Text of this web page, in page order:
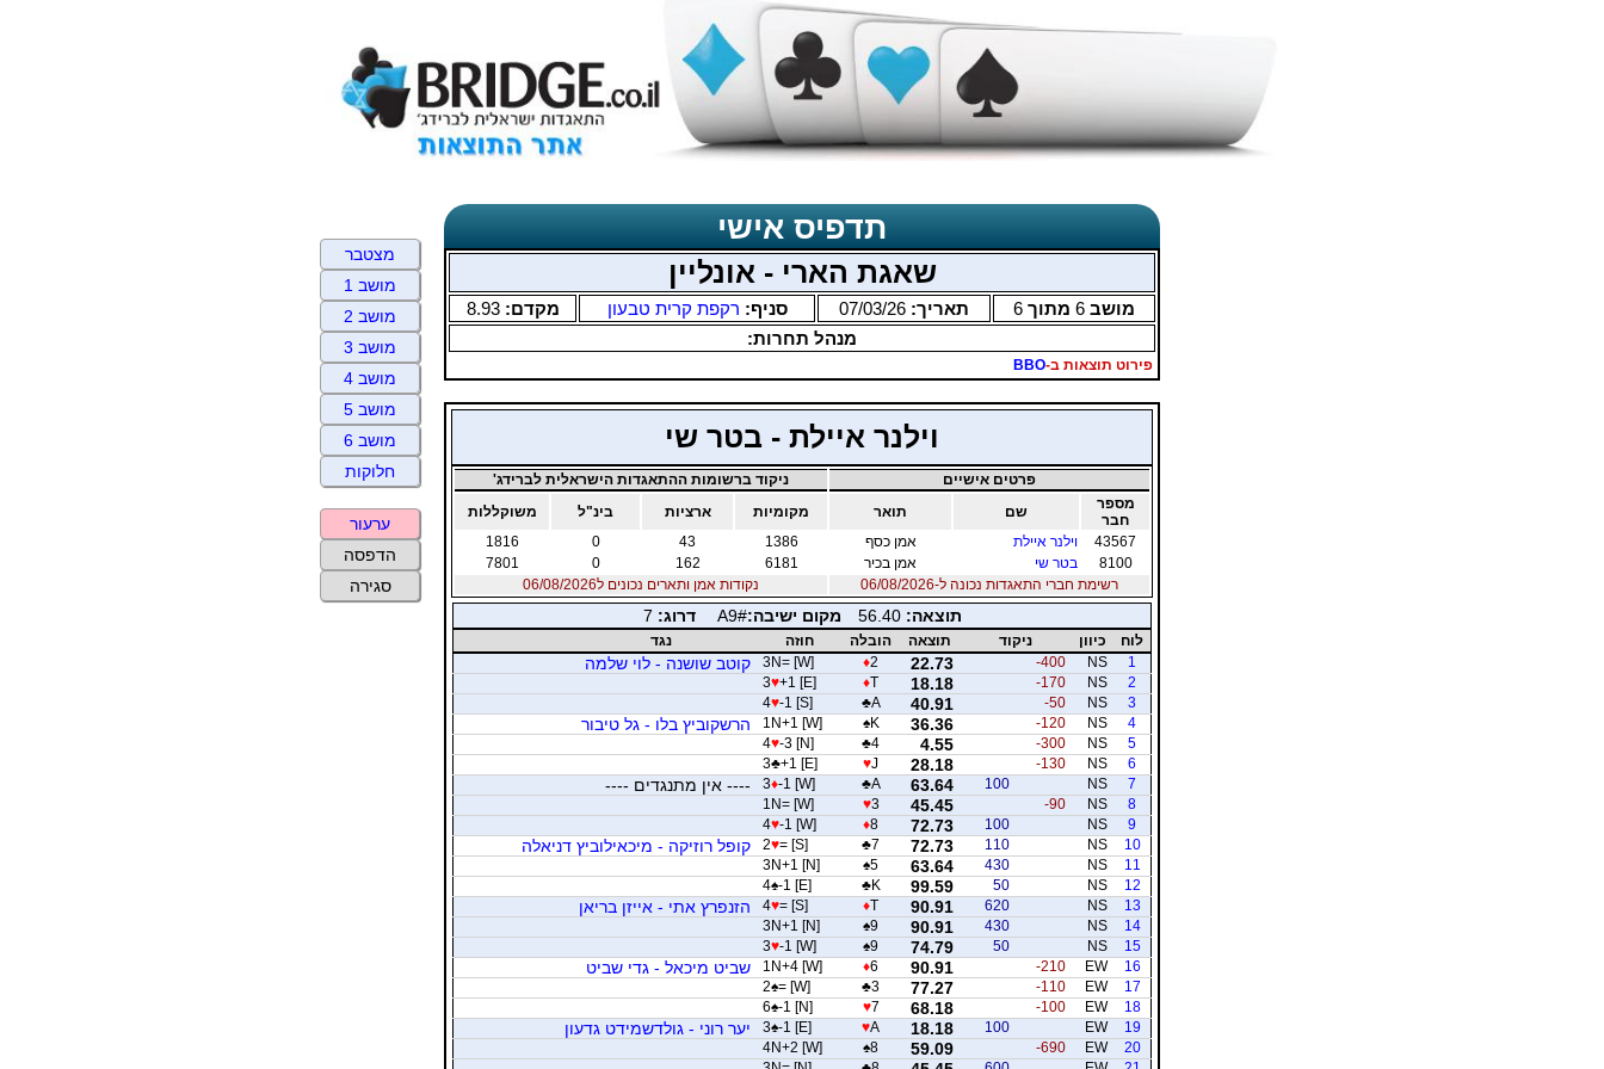
תדפיס אישי
שאגת הארי - אונליין
מושב 6 מתוך 6 תאריך: 07/03/26 סניף: רקפת קרית טבעון מקדם:8.93
מנהל תחרות:
פירוט תוצאות ב-BBO
וילנר איילת - בטר שי
פרטים אישיים
ניקוד ברשומות ההתאגדות הישראלית לברידג'
מספר
חבר
שם תואר מקומיות ארציות בינ"ל
משוקללות
43567
וילנר איילת אמן כסף 1386
43
0
1816
8100
בטר שי אמן בכיר 6181
162
0
7801
רשימת חברי התאגדות נכונה ל-06/08/2026
נקודות אמן ותארים נכונים ל06/08/2026
תוצאה:56.40 מקום ישיבה:A9# דרוג: 7
לוח כיוון ניקוד תוצאה הובלה חוזה
נגד
1
NS
-400
22.73
♦2
3N= [W] קוטב שושנה - לוי שלמה
2
NS
-170
18.18
♦T
3♥+1 [E]
3
NS
-50
40.91
♣A
4♥-1 [S]
4
NS
-120
36.36
♠K
1N+1 [W] הרשקוביץ בלו - גל טיבור
5
NS
-300
4.55
♣4
4♥-3 [N]
6
NS
-130
28.18
♥J
3♣+1 [E]
7
NS
100
63.64
♣A
3♦-1 [W] ---- אין מתנגדים ----
8
NS
-90
45.45
♥3
1N= [W]
9
NS
100
72.73
♦8
4♥-1 [W]
10
NS
110
72.73
♣7
2♥= [S] קופל רוזיקה - מיכאילוביץ דניאלה
11
NS
430
63.64
♠5
3N+1 [N]
12
NS
50
99.59
♣K
4♠-1 [E]
13
NS
620
90.91
♦T
4♥= [S] הזנפרץ אתי - אייזן בריאן
14
NS
430
90.91
♠9
3N+1 [N]
15
NS
50
74.79
♠9
3♥-1 [W]
16
EW
-210
90.91
♦6
1N+4 [W] שביט מיכאל - גדי שביט
17
EW
-110
77.27
♣3
2♠= [W]
18
EW
-100
68.18
♥7
6♠-1 [N]
19
EW
100
18.18
♥A
3♠-1 [E] יער רוני - גולדשמידט גדעון
20
EW
-690
59.09
♠8
4N+2 [W]
מצטבר
מושב 1
מושב 2
מושב 3
מושב 4
מושב 5
מושב 6
חלוקות
ערעור
הדפסה
סגירה